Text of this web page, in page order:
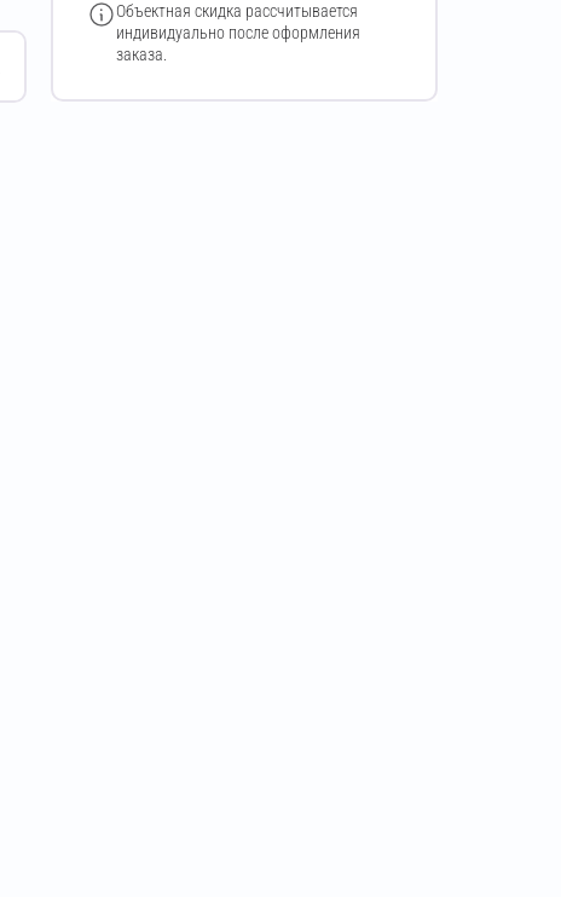
Объектная скидка рассчитывается
индивидуально после оформления
заказа.